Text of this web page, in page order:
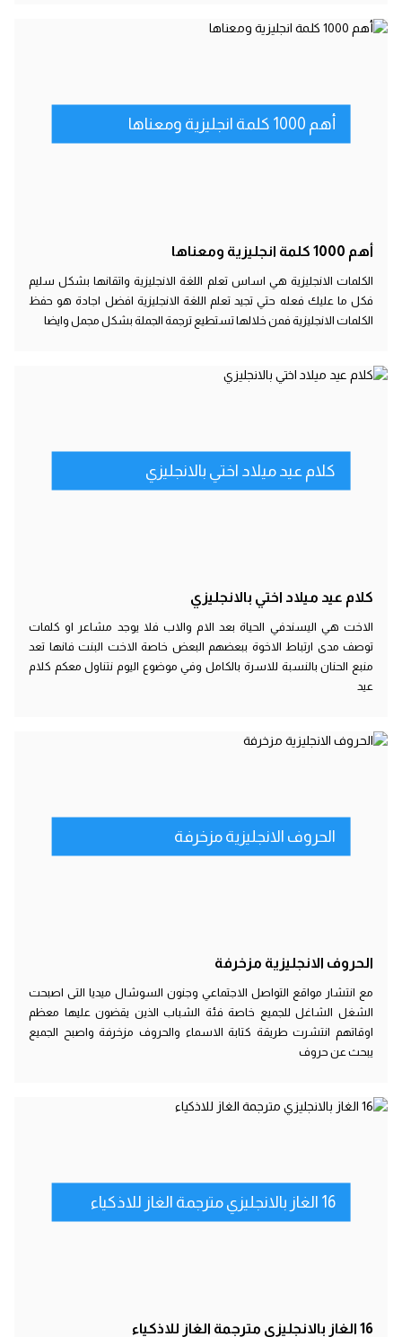
أهم 1000 كلمة انجليزية ومعناها
أهم 1000 كلمة انجليزية ومعناها
الكلمات الانجليزية هي اساس تعلم اللغة الانجليزية واتقانها بشكل سليم
فكل ما عليك فعله حتي تجيد تعلم اللغة الانجليزية افضل اجادة هو حفظ
الكلمات الانجليزية فمن خلالها تستطيع ترجمة الجملة بشكل مجمل وايضا
كلام عيد ميلاد اختي بالانجليزي
كلام عيد ميلاد اختي بالانجليزي
الاخت هي اليسندفي الحياة بعد الام والاب فلا يوجد مشاعر او كلمات
توصف مدى ارتباط الاخوة ببعضهم البعض خاصة الاخت البنت فانها تعد
منبع الحنان بالنسبة للاسرة بالكامل وفي موضوع اليوم نتناول معكم كلام
عيد
الحروف الانجليزية مزخرفة
الحروف الانجليزية مزخرفة
مع انتشار مواقع التواصل الاجتماعي وجنون السوشال ميديا التى اصبحت
الشغل الشاغل للجميع خاصة فئة الشباب الذين يقضون عليها معظم
اوقاتهم انتشرت طريقة كتابة الاسماء والحروف مزخرفة واصبح الجميع
يبحث عن حروف
16 الغاز بالانجليزي مترجمة الغاز للاذكياء
16 الغاز بالانجليزي مترجمة الغاز للاذكياء